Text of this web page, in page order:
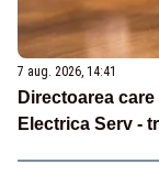
7 aug. 2026, 14:41
Directoarea
Electrica Serv -